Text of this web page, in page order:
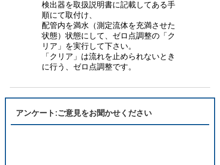
検出器を取扱説明書に記載してある手
順にて取付け、
配管内を満水（測定流体を充満させた
状態）状態にして、ゼロ点調整の「ク
リア」を実行して下さい。
「クリア」は流れを止められないとき
に行う、ゼロ点調整です。
アンケート:ご意見をお聞かせください